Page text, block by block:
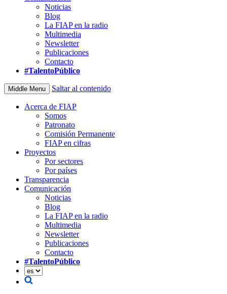
Noticias
Blog
La FIAP en la radio
Multimedia
Newsletter
Publicaciones
Contacto
#TalentoPúblico
Middle Menu Saltar al contenido
Acerca de FIAP
Somos
Patronato
Comisión Permanente
FIAP en cifras
Proyectos
Por sectores
Por países
Transparencia
Comunicación
Noticias
Blog
La FIAP en la radio
Multimedia
Newsletter
Publicaciones
Contacto
#TalentoPúblico